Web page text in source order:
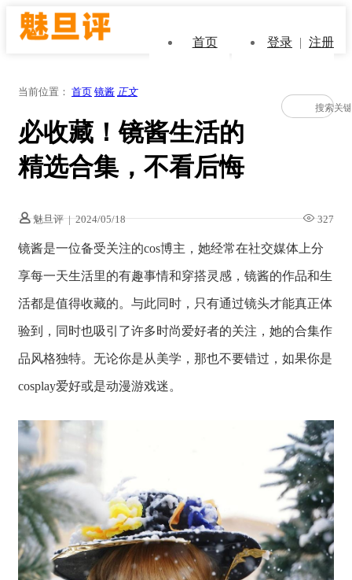
首页 登录 | 注册
当前位置： 首页 镜酱 正文
必收藏！镜酱生活的
精选合集，不看后悔
魅旦评 | 2024/05/18 327
镜酱是一位备受关注的cos博主，她经常在社交媒体上分
享每一天生活里的有趣事情和穿搭灵感，镜酱的作品和生
活都是值得收藏的。与此同时，只有通过镜头才能真正体
验到，同时也吸引了许多时尚爱好者的关注，她的合集作
品风格独特。无论你是从美学，那也不要错过，如果你是
cosplay爱好或是动漫游戏迷。